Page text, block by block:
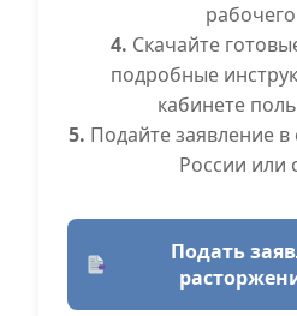
4. Скачайте
подробные
кабинете
5. Подайте заявление
России или
Подать